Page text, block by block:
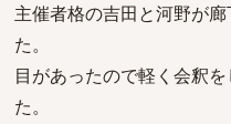
主催者格の吉田と河野が
た。
目があったので軽く会釈
た。